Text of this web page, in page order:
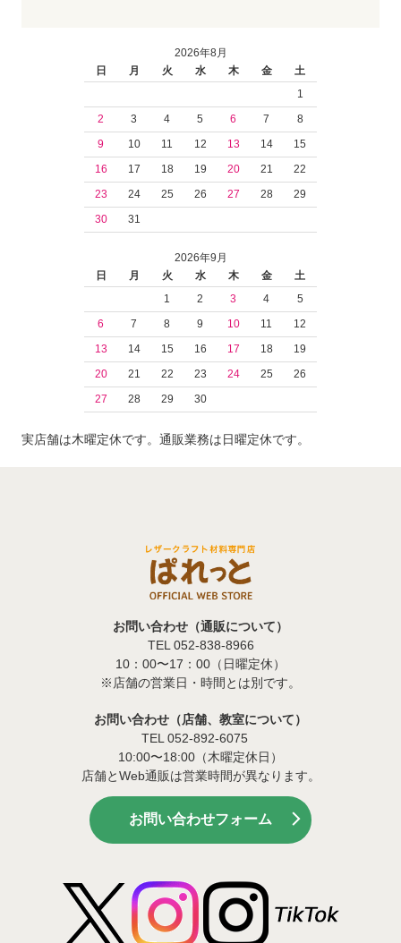
2026年8月
日
月 火 水 木 金
土
1
2
3 4 5 6 7
8
9
10 11 12 13 14
15
16
17 18 19 20 21
22
23
24 25 26 27 28
29
30
31
2026年9月
日
月 火 水 木 金
土
1
2 3 4
5
6
7 8 9 10 11
12
13
14 15 16 17 18
19
20
21 22 23 24 25
26
27
28 29 30
実店舗は木曜定休です。通販業務は日曜定休です。
お問い合わせ（通販について）
TEL 052-838-8966
10：00〜17：00（日曜定休）
※店舗の営業日・時間とは別です。
お問い合わせ（店舗、教室について）
TEL 052-892-6075
10:00〜18:00（木曜定休日）
店舗とWeb通販は営業時間が異なります。
お問い合わせフォーム